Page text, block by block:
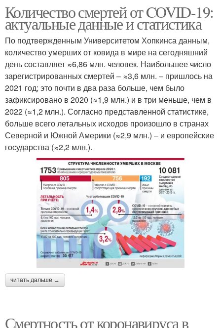
Количество смертей от COVID-19:
актуальные данные и статистика
По подтвержденным Университетом Хопкинса данным,
количество умерших от ковида в мире на сегодняшний
день составляет ≈6,86 млн. человек. Наибольшее число
зарегистрированных смертей – ≈3,6 млн. – пришлось на
2021 год; это почти в два раза больше, чем было
зафиксировано в 2020 (≈1,9 млн.) и в три меньше, чем в
2022 (≈1,2 млн.). Согласно представленной статистике,
больше всего летальных исходов произошло в странах
Северной и Южной Америки (≈2,9 млн.) – и европейские
государства (≈2,2 млн.).
читать дальше →
Смертность от коронавируса в